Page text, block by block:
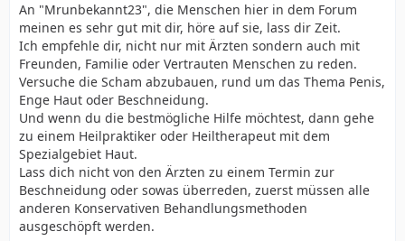
An "Mrunbekannt23", die Menschen hier in dem Forum
meinen es sehr gut mit dir, höre auf sie, lass dir Zeit.
Ich empfehle dir, nicht nur mit Ärzten sondern auch mit
Freunden, Familie oder Vertrauten Menschen zu reden.
Versuche die Scham abzubauen, rund um das Thema Penis,
Enge Haut oder Beschneidung.
Und wenn du die bestmögliche Hilfe möchtest, dann gehe
zu einem Heilpraktiker oder Heiltherapeut mit dem
Spezialgebiet Haut.
Lass dich nicht von den Ärzten zu einem Termin zur
Beschneidung oder sowas überreden, zuerst müssen alle
anderen Konservativen Behandlungsmethoden
ausgeschöpft werden.